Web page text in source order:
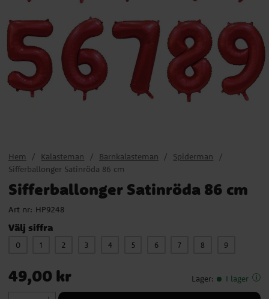
Hem Kalasteman Barnkalasteman
Spiderman
Sifferballonger Satinröda 86 cm
Sifferballonger Satinröda 86 cm
Art nr: HP9248
Välj siffra
0 1 2 3 4 5 6 7 8 9
Pris: 49,00 kr
49,00 kr Lager: I lager